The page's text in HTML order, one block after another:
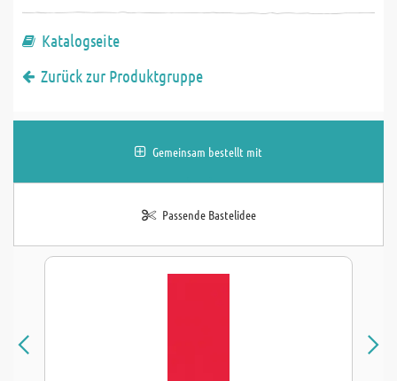
Katalogseite
Zurück zur Produktgruppe
Gemeinsam bestellt mit
Passende Bastelidee